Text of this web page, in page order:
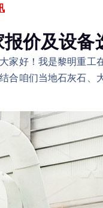
价及设备
家好！我是黎明重
合咱们当地石灰石、